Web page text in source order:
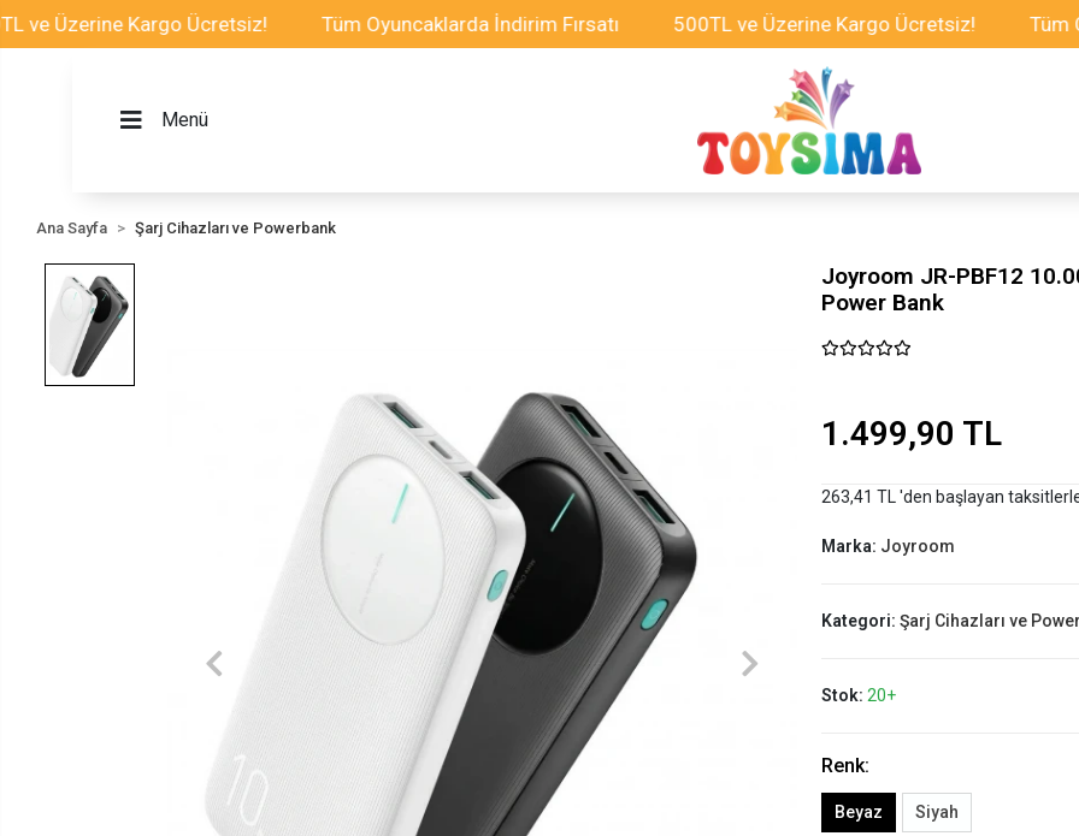
Kargo Ücretsiz! Tüm Oyuncaklarda İndirim Fırsatı 500TL ve Üzerine Kargo Ücretsiz! Tüm
Menü
Ana Sayfa Şarj Cihazları ve Powerbank
Joyroom JR-PBF12
Power Bank
1.499,90 TL
263,41 TL 'den başlayan
Marka: Joyroom
Kategori: Şarj Cihazları ve
Stok: 20+
Renk:
Beyaz Siyah